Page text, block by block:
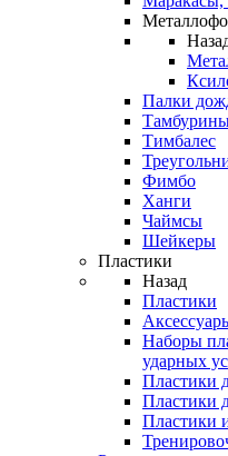
Палки
Тимбалес
Фимбо
Ханги
Чаймсы
Шейкеры
Пластики
Назад
Пластики
Наборы
ударных
Пластики
Пластики
Пластики